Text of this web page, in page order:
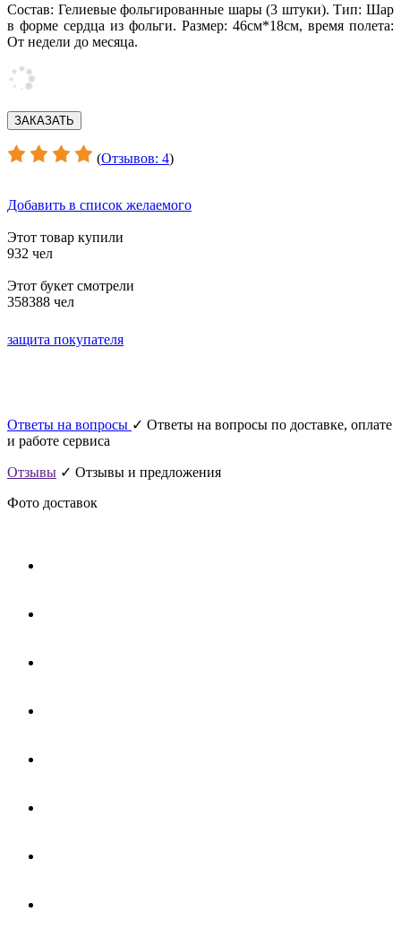
Состав: Гелиевые фольгированные шары (3 штуки). Тип: Шар
в форме сердца из фольги. Размер: 46см*18см, время полета:
От недели до месяца.
(Отзывов: 4)
Добавить в список желаемого
Этот товар купили
932 чел
Этот букет смотрели
358388 чел
защита покупателя
Ответы на вопросы ✓ Ответы на вопросы по доставке, оплате
и работе сервиса
Отзывы ✓ Отзывы и предложения
Фото доставок